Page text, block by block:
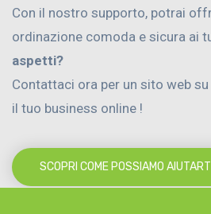
Con il nostro supporto, potrai
ordinazione comoda e sicura ai
aspetti?
Contattaci ora per un sito web
il tuo business online !
SCOPRI COME POSSIAMO AIUTARTI